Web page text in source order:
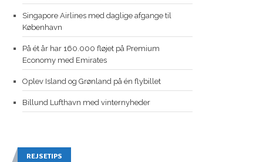
Singapore Airlines med daglige afgange til
København
På ét år har 160.000 fløjet på Premium
Economy med Emirates
Oplev Island og Grønland på én flybillet
Billund Lufthavn med vinternyheder
REJSETIPS